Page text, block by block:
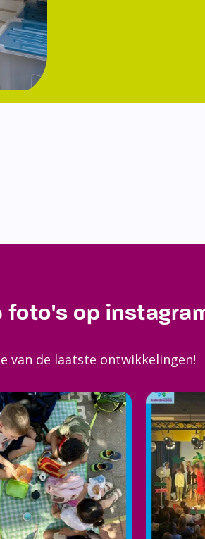
foto's op
van de laatste ontwikkelingen!